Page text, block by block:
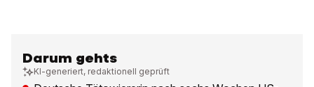
Darum gehts
KI-generiert, redaktionell geprüft